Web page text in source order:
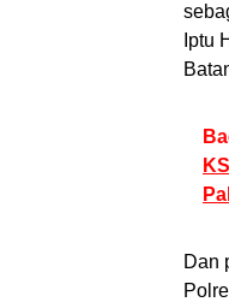
Iptu
Dan